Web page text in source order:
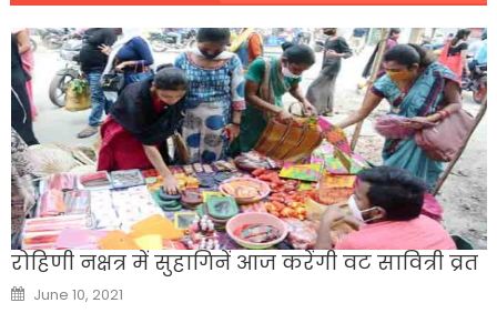
रोहिणी नक्षत्र में सुहागिनें आज करेंगी वट सावित्री व्रत
Posted
on
June 10, 2021